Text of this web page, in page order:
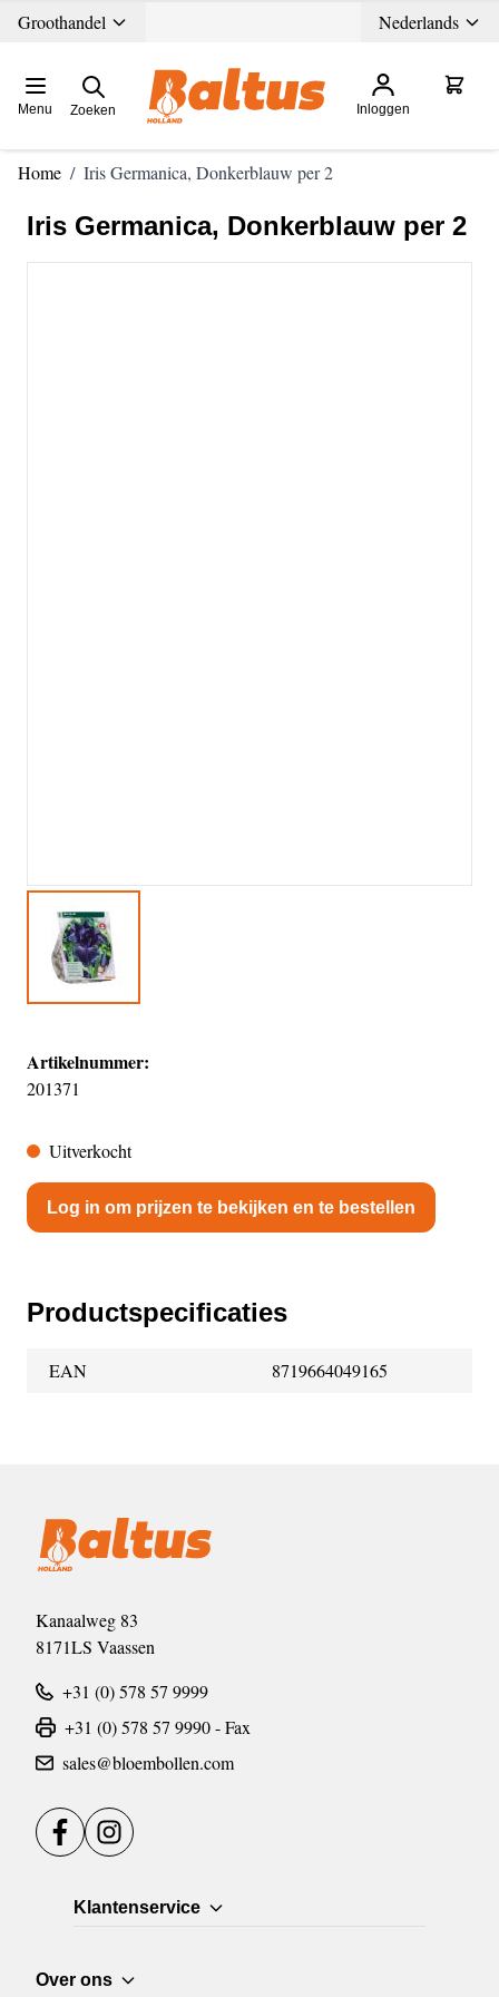
Ga direct door naar de inhoud
Groothandel Nederlands
Menu Zoeken Inloggen
Home / Iris Germanica, Donkerblauw per 2
Iris Germanica, Donkerblauw per 2
Artikelnummer:
201371
Uitverkocht
Log in om prijzen te bekijken en te bestellen
Productspecificaties
EAN 8719664049165
Kanaalweg 83
8171LS Vaassen
+31 (0) 578 57 9999
+31 (0) 578 57 9990 - Fax
sales@bloembollen.com
FacebookInstagram
Klantenservice
Over ons